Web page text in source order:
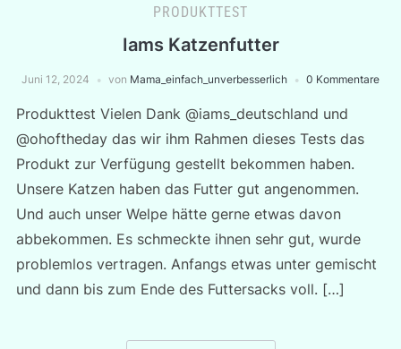
PRODUKTTEST
Iams Katzenfutter
Juni 12, 2024 von Mama_einfach_unverbesserlich 0 Kommentare
Produkttest Vielen Dank @iams_deutschland und
@ohoftheday das wir ihm Rahmen dieses Tests das
Produkt zur Verfügung gestellt bekommen haben.
Unsere Katzen haben das Futter gut angenommen.
Und auch unser Welpe hätte gerne etwas davon
abbekommen. Es schmeckte ihnen sehr gut, wurde
problemlos vertragen. Anfangs etwas unter gemischt
und dann bis zum Ende des Futtersacks voll. […]